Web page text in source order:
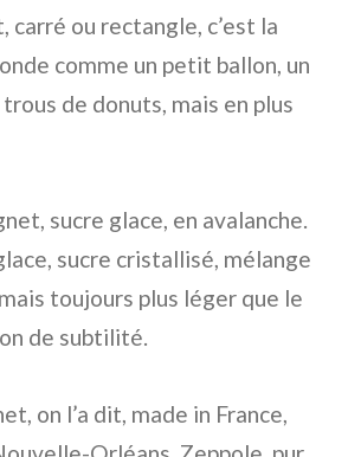
carré ou rectangle, c’est la
comme un petit ballon, un
de donuts, mais en plus
sucre glace, en avalanche.
sucre cristallisé, mélange
toujours plus léger que le
de subtilité.
on l’a dit, made in France,